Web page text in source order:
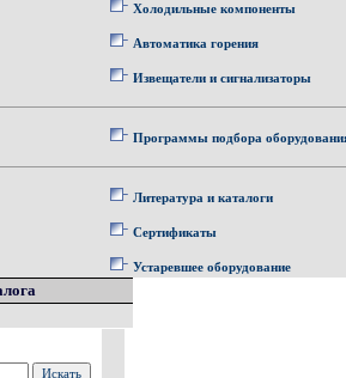
Холодильные компоненты
Автоматика горения
Извещатели и сигнализаторы
Программы подбора
Литература и каталоги
Сертификаты
Устаревшее оборудование